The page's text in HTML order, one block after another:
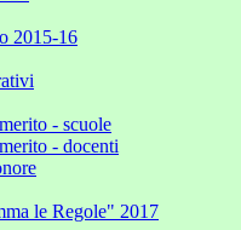
2015-16
- scuole
- docenti
le Regole" 2017